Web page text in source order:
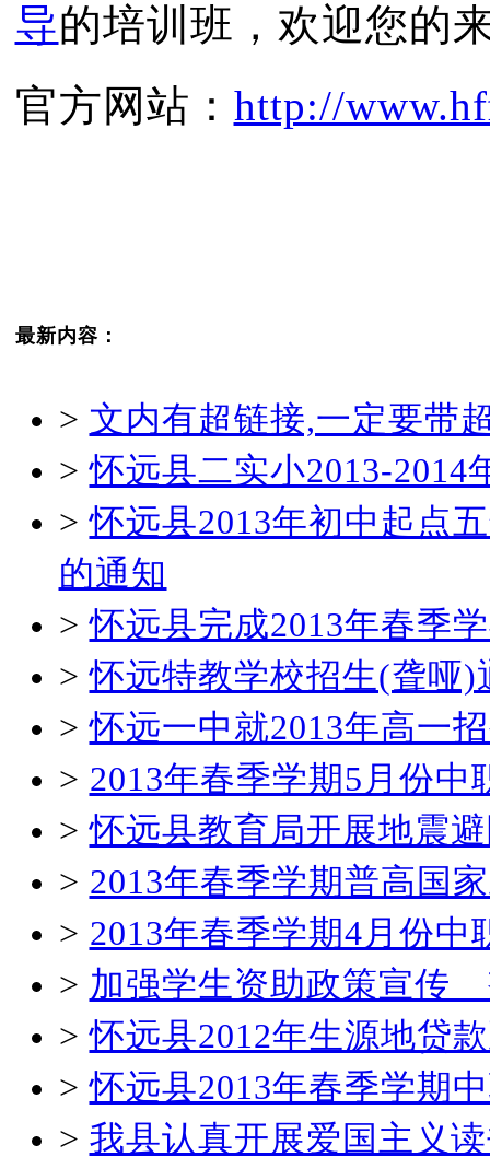
导的培训班，欢迎您的
官方网站： http://
最新内容：
> 文内有超链接,一定要带
>怀远县二实小2013-2014
>怀远县2013年初中起点
的通知
>怀远县完成2013年春季
>怀远特教学校招生(聋哑)
>怀远一中就2013年高一
> 2013年春季学期5月份中
>怀远县教育局开展地震
> 2013年春季学期普高国
> 2013年春季学期4月份
> 加强学生资助政策宣传
>怀远县2012年生源地贷
>怀远县2013年春季学期
> 我县认真开展爱国主义